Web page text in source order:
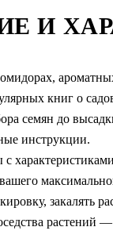
И
книг о
семян до
инструкции.
закалять
растений